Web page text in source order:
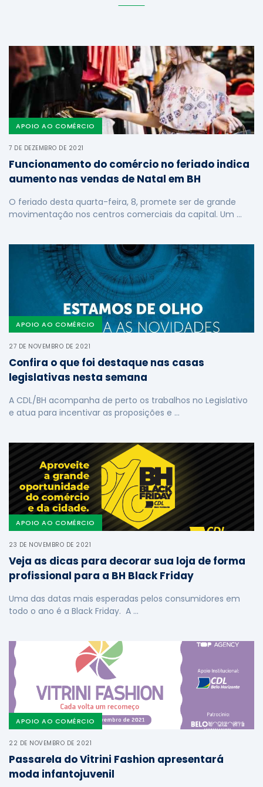
APOIO AO COMÉRCIO
7 DE DEZEMBRO DE 2021
Funcionamento do comércio no feriado indica
aumento nas vendas de Natal em BH
O feriado desta quarta-feira, 8, promete ser de grande
movimentação nos centros comerciais da capital. Um …
APOIO AO COMÉRCIO
27 DE NOVEMBRO DE 2021
Confira o que foi destaque nas casas
legislativas nesta semana
A CDL/BH acompanha de perto os trabalhos no Legislativo
e atua para incentivar as proposições e …
APOIO AO COMÉRCIO
23 DE NOVEMBRO DE 2021
Veja as dicas para decorar sua loja de forma
profissional para a BH Black Friday
Uma das datas mais esperadas pelos consumidores em
todo o ano é a Black Friday. A …
APOIO AO COMÉRCIO
22 DE NOVEMBRO DE 2021
Passarela do Vitrini Fashion apresentará
moda infantojuvenil